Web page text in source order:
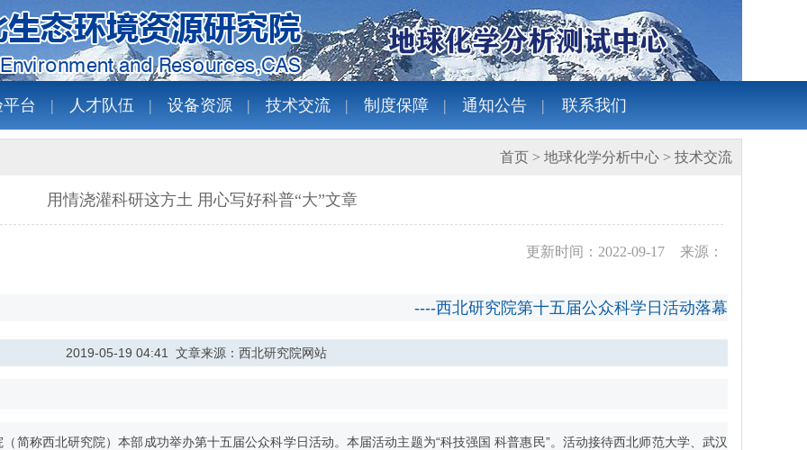
台 人才队伍 设备资源 技术交流 制度保障 通知公告 联系我们
首页 > 地球化学分析中心 > 技术交流
用情浇灌科研这方土 用心写好科普“大”文章
更新时间：2022-09-17 来源：
----西北研究院第十五届公众科学日活动落幕
2019-05-19 04:41 文章来源：西北研究院网站
称西北研究院）本部成功举办第十五届公众科学日活动。本届活动主题为“科技强国 科普惠民”。活动接待西北师范大学、武汉